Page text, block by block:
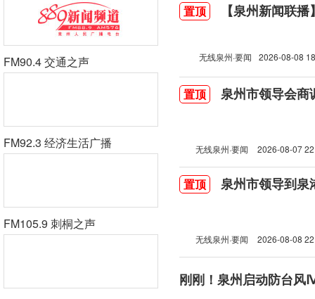
FM90.4 交通之声
FM92.3 经济生活广播
FM105.9 刺桐之声
置顶 【泉州新闻联
无线泉州·要闻 2026-08-08
置顶 泉州市领导会商
无线泉州·要闻 2026-08-07
置顶 泉州市领导到泉
无线泉州·要闻 2026-08-08
刚刚！泉州启动防台风